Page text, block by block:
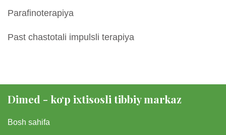
Parafinoterapiya
Past chastotali impulsli terapiya
Dimed - koʻp ixtisosli tibbiy markaz
Bosh sahifa